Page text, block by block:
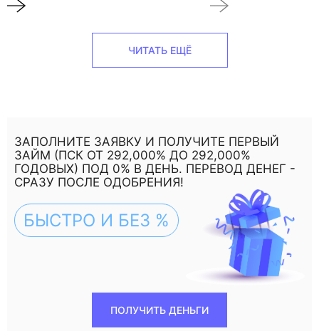
ЧИТАТЬ ЕЩЁ
ЗАПОЛНИТЕ ЗАЯВКУ И ПОЛУЧИТЕ ПЕРВЫЙ
ЗАЙМ (ПСК ОТ 292,000% ДО 292,000%
ГОДОВЫХ) ПОД 0% В ДЕНЬ. ПЕРЕВОД ДЕНЕГ -
СРАЗУ ПОСЛЕ ОДОБРЕНИЯ!
БЫСТРО И БЕЗ %
ПОЛУЧИТЬ ДЕНЬГИ